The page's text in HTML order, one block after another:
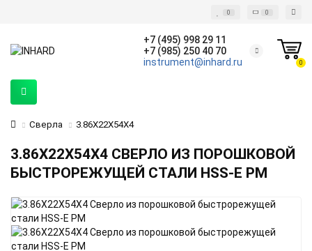
0 0
+7 (495) 998 29 11
+7 (985) 250 40 70
instrument@inhard.ru
0
Сверла 3.86X22X54X4
3.86X22X54X4 СВЕРЛО ИЗ ПОРОШКОВОЙ
БЫСТРОРЕЖУЩЕЙ СТАЛИ HSS-E PM